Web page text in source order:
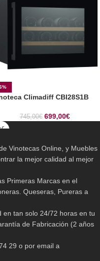
Climadiff CBI28S1B
745,00€ 699,00€
Vinotecas Online, y Muebles
la mejor calidad al mejor
Primeras Marcas en el
Queseras, Pureras a
en tan solo 24/72 horas en tu
de Fabricación (2 años
29 o por email a